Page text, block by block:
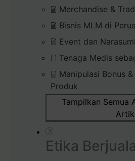
Merchandise &
Bisnis MLM di
Event dan
Tenaga Medis
Manipulasi Bonus
Produk
Tampilkan Semua
Etika